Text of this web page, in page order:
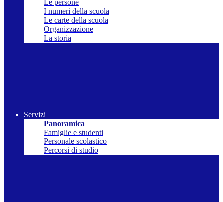
Le persone
I numeri della scuola
Le carte della scuola
Organizzazione
La storia
Servizi
Panoramica
Famiglie e studenti
Personale scolastico
Percorsi di studio